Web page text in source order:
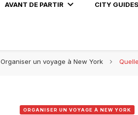
AVANT DE PARTIR CITY GUIDES
Organiser un voyage à New York
ORGANISER UN VOYAGE À NEW YORK